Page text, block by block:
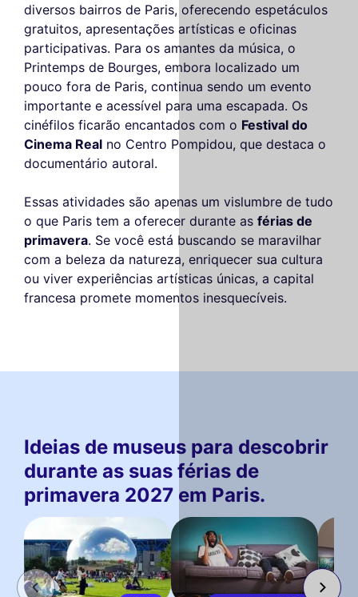
diversos bairros de Paris, oferecendo espetáculos
gratuitos, apresentações artísticas e oficinas
participativas. Para os amantes da música, o
Printemps de Bourges, embora localizado um
pouco fora de Paris, continua sendo um evento
importante e acessível para uma escapada. Os
cinéfilos ficarão encantados com o Festival do
Cinema Real no Centro Pompidou, que destaca o
documentário autoral.
Essas atividades são apenas um vislumbre de tudo
o que Paris tem a oferecer durante as férias de
primavera. Se você está buscando se maravilhar
com a beleza da natureza, enriquecer sua cultura
ou viver experiências artísticas únicas, a capital
francesa promete momentos inesquecíveis.
Ideias de museus para descobrir
durante as suas férias de
primavera 2027 em Paris.